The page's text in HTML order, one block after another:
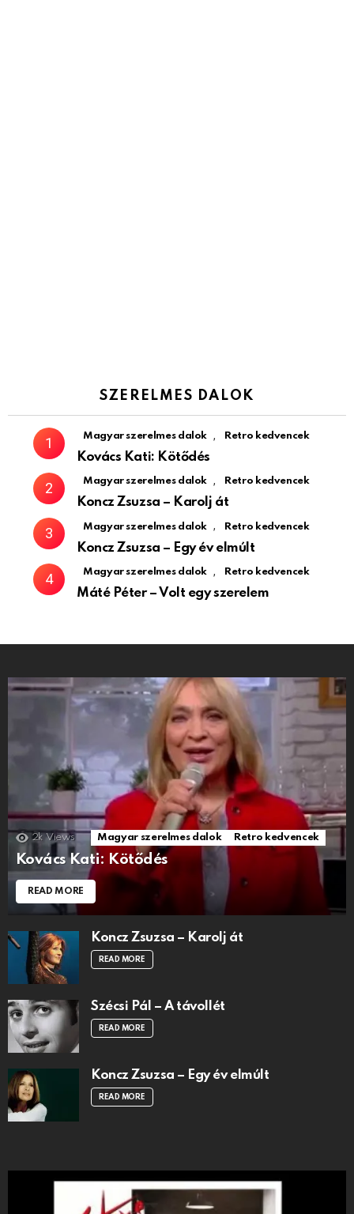
SZERELMES DALOK
Magyar szerelmes dalok , Retro kedvencek
Kovács Kati: Kötődés
Magyar szerelmes dalok , Retro kedvencek
Koncz Zsuzsa – Karolj át
Magyar szerelmes dalok , Retro kedvencek
Koncz Zsuzsa – Egy év elmúlt
Magyar szerelmes dalok , Retro kedvencek
Máté Péter – Volt egy szerelem
2k Views Magyar szerelmes dalok Retro kedvencek
Kovács Kati: Kötődés
READ MORE
Koncz Zsuzsa – Karolj át
READ MORE
Szécsi Pál – A távollét
READ MORE
Koncz Zsuzsa – Egy év elmúlt
READ MORE